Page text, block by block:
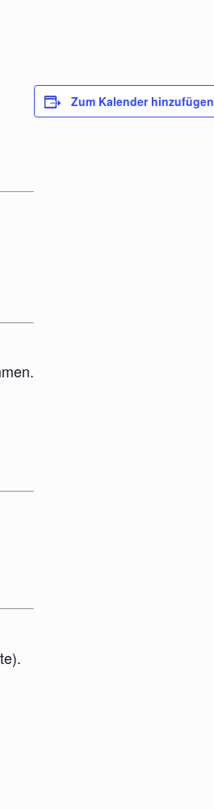
Zum Kalender hinzufügen